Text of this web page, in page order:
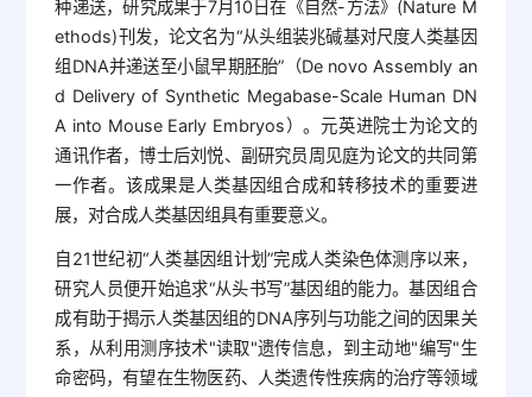
种递送，研究成果于7月10日在《自然-方法》(Nature M
ethods)刊发，论文名为“从头组装兆碱基对尺度人类基因
组DNA并递送至小鼠早期胚胎”（De novo Assembly an
d Delivery of Synthetic Megabase-Scale Human DN
A into Mouse Early Embryos）。元英进院士为论文的
通讯作者，博士后刘悦、副研究员周见庭为论文的共同第
一作者。该成果是人类基因组合成和转移技术的重要进
展，对合成人类基因组具有重要意义。
自21世纪初“人类基因组计划”完成人类染色体测序以来，
研究人员便开始追求“从头书写”基因组的能力。基因组合
成有助于揭示人类基因组的DNA序列与功能之间的因果关
系，从利用测序技术"读取"遗传信息，到主动地"编写"生
命密码，有望在生物医药、人类遗传性疾病的治疗等领域